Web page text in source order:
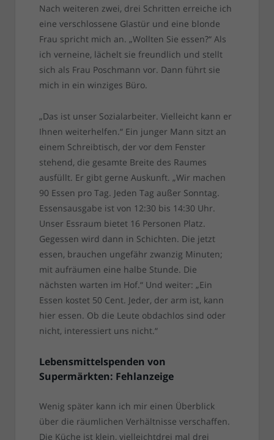
Nach weiteren zwei, drei Schritten erreiche ich
eine verschlossene Glastür und eine blonde
Frau spricht mich an. „Wollten Sie essen?“ Als
ich verneine, lächelt sie freundlich und stellt
sich als Frau Poschmann vor. Dann führt sie
mich in ein winziges Büro.
„Das ist unser Sozialarbeiter. Vielleicht kann er
Ihnen weiterhelfen.“ Ein junger Mann sitzt an
einem Schreibtisch, der vor dem Fenster
stehend, die gesamte Breite des Raumes
ausfüllt. Er gibt gerne Auskunft. „Wir machen
90 Essen pro Tag. Jeden Tag außer Sonntag.
Essensausgabe ist von 12:30 bis 14:30 Uhr.
Unser Essraum bietet 16 Personen Platz.
Gegessen wird dann in Schichten. Die jetzt
essen, brauchen ungefähr zwanzig Minuten;
mit aufräumen eine halbe Stunde. Die
nächsten warten im Hof.“ Und weiter: „Ein
Essen kostet 50 Cent. Jeder, der arm ist, kann
hier essen. Ob die Leute obdachlos sind oder
nicht, interessiert uns nicht.“
Lebensmittelspenden von
Supermärkten: Fehlanzeige
Wenig später kann ich mir einen Überblick
über die räumlichen Verhältnisse verschaffen.
Die Küche ist klein, vielleichtdrei mal drei